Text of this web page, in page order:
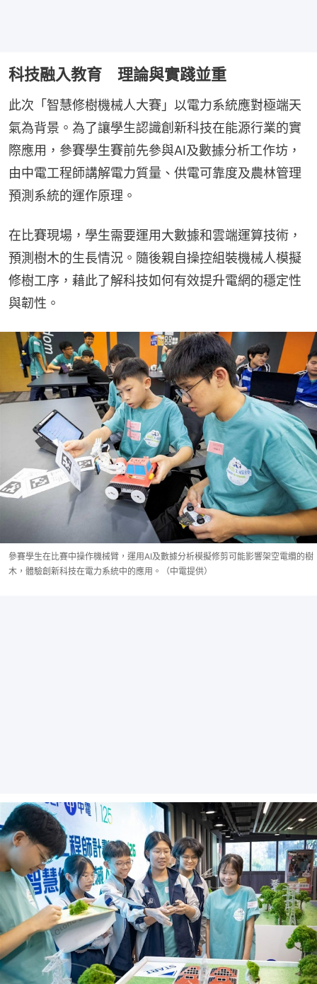
科技融入教育 理論與實踐並重
此次「智慧修樹機械人大賽」以電力系統應對極端天
氣為背景。為了讓學生認識創新科技在能源行業的實
際應用，參賽學生賽前先參與AI及數據分析工作坊，
由中電工程師講解電力質量、供電可靠度及農林管理
預測系統的運作原理。
在比賽現場，學生需要運用大數據和雲端運算技術，
預測樹木的生長情況。隨後親自操控組裝機械人模擬
修樹工序，藉此了解科技如何有效提升電網的穩定性
與韌性。
參賽學生在比賽中操作機械臂，運用AI及數據分析模擬修剪可能影響架空電纜的樹
木，體驗創新科技在電力系統中的應用。（中電提供）